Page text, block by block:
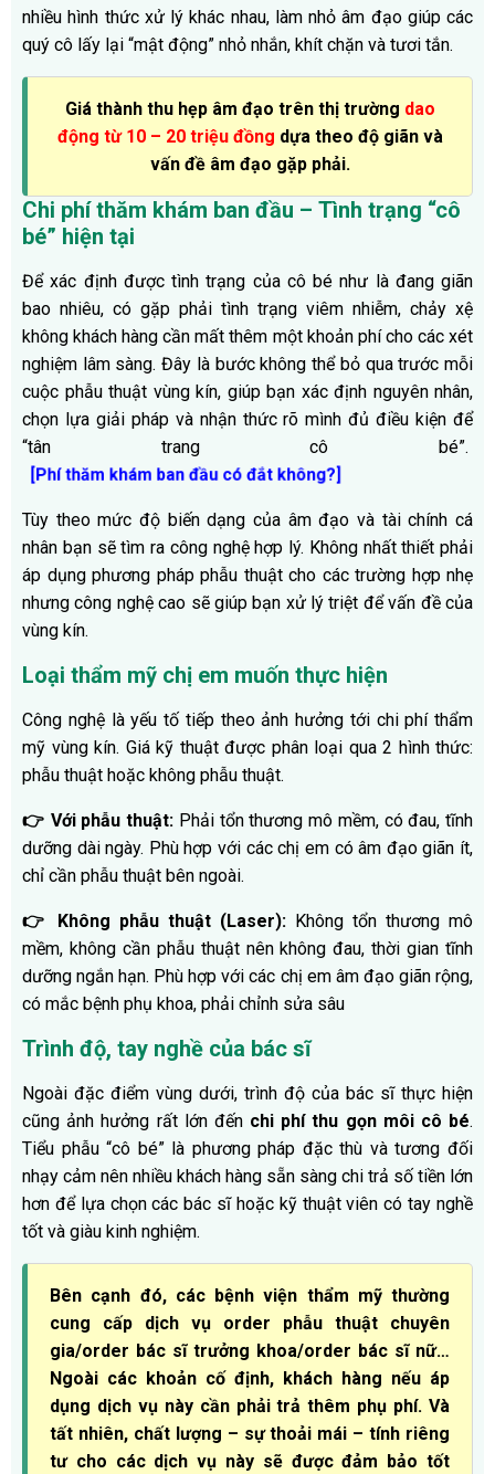
nhiều hình thức xử lý khác nhau, làm nhỏ âm đạo giúp các
quý cô lấy lại “mật động” nhỏ nhắn, khít chặn và tươi tắn.
Giá thành thu hẹp âm đạo trên thị trường dao
động từ 10 – 20 triệu đồng dựa theo độ giãn và
vấn đề âm đạo gặp phải.
Chi phí thăm khám ban đầu – Tình trạng “cô
bé” hiện tại
Để xác định được tình trạng của cô bé như là đang giãn
bao nhiêu, có gặp phải tình trạng viêm nhiễm, chảy xệ
không khách hàng cần mất thêm một khoản phí cho các xét
nghiệm lâm sàng. Đây là bước không thể bỏ qua trước mỗi
cuộc phẫu thuật vùng kín, giúp bạn xác định nguyên nhân,
chọn lựa giải pháp và nhận thức rõ mình đủ điều kiện để
“tân trang cô bé”.
[Phí thăm khám ban đầu có đắt không?]
Tùy theo mức độ biến dạng của âm đạo và tài chính cá
nhân bạn sẽ tìm ra công nghệ hợp lý. Không nhất thiết phải
áp dụng phương pháp phẫu thuật cho các trường hợp nhẹ
nhưng công nghệ cao sẽ giúp bạn xử lý triệt để vấn đề của
vùng kín.
Loại thẩm mỹ chị em muốn thực hiện
Công nghệ là yếu tố tiếp theo ảnh hưởng tới chi phí thẩm
mỹ vùng kín. Giá kỹ thuật được phân loại qua 2 hình thức:
phẫu thuật hoặc không phẫu thuật.
👉 Với phẫu thuật: Phải tổn thương mô mềm, có đau, tĩnh
dưỡng dài ngày. Phù hợp với các chị em có âm đạo giãn ít,
chỉ cần phẫu thuật bên ngoài.
👉 Không phẫu thuật (Laser): Không tổn thương mô
mềm, không cần phẫu thuật nên không đau, thời gian tĩnh
dưỡng ngắn hạn. Phù hợp với các chị em âm đạo giãn rộng,
có mắc bệnh phụ khoa, phải chỉnh sửa sâu
Trình độ, tay nghề của bác sĩ
Ngoài đặc điểm vùng dưới, trình độ của bác sĩ thực hiện
cũng ảnh hưởng rất lớn đến chi phí thu gọn môi cô bé.
Tiểu phẫu “cô bé” là phương pháp đặc thù và tương đối
nhạy cảm nên nhiều khách hàng sẵn sàng chi trả số tiền lớn
hơn để lựa chọn các bác sĩ hoặc kỹ thuật viên có tay nghề
tốt và giàu kinh nghiệm.
Bên cạnh đó, các bệnh viện thẩm mỹ thường
cung cấp dịch vụ order phẫu thuật chuyên
gia/order bác sĩ trưởng khoa/order bác sĩ nữ…
Ngoài các khoản cố định, khách hàng nếu áp
dụng dịch vụ này cần phải trả thêm phụ phí. Và
tất nhiên, chất lượng – sự thoải mái – tính riêng
tư cho các dịch vụ này sẽ được đảm bảo tốt